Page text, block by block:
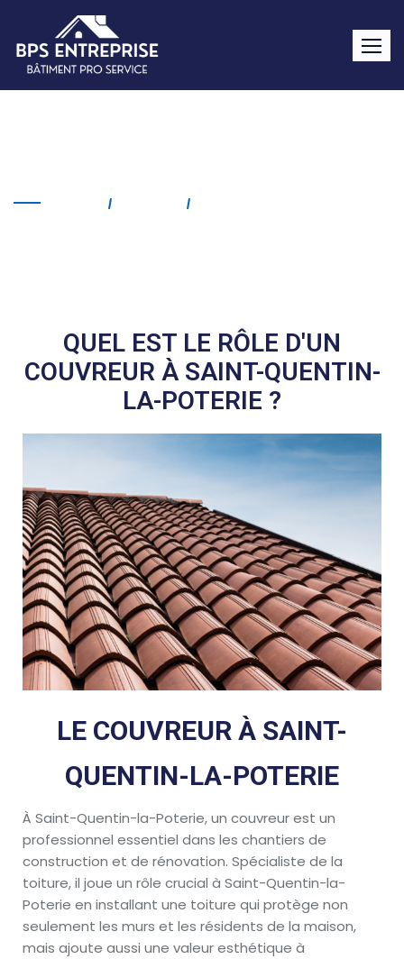
QUEL EST LE RÔLE D'UN
COUVREUR À SAINT-QUENTIN-
LA-POTERIE ?
LE COUVREUR À SAINT-
QUENTIN-LA-POTERIE
À Saint-Quentin-la-Poterie, un couvreur est un
professionnel essentiel dans les chantiers de
construction et de rénovation. Spécialiste de la
toiture, il joue un rôle crucial à Saint-Quentin-la-
Poterie en installant une toiture qui protège non
seulement les murs et les résidents de la maison,
mais ajoute aussi une valeur esthétique à